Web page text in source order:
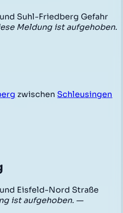
Suhl-Friedberg Gefahr
Meldung ist aufgehoben.
zwischen Schleusingen
Eisfeld-Nord Straße
ist aufgehoben. —